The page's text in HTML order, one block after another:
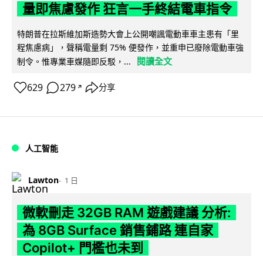
量即焦慮發作 狂言一手終結電車指令
特朗普在拉斯維加斯造勢大會上公開嘲諷電動車車主患有「里
程焦慮病」，聲稱電量剩 75% 便發作，並重申已廢除電動車強
制令。惟專業車媒隨即反駁，...
閱讀全文
629 279 ↗ 分享
人工智能
Lawton 1 日
微軟刪走 32GB RAM 遊戲建議 分析:
為 8GB Surface 銷售鋪路 連自家
Copilot+ 門檻也未到